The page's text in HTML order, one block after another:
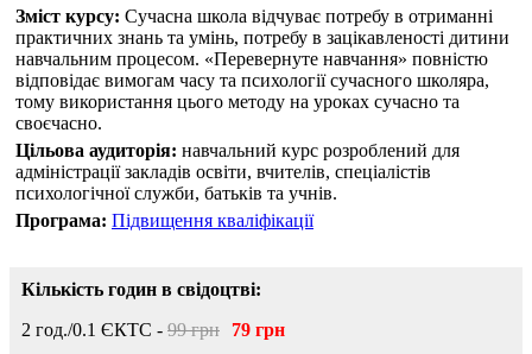
Зміст курсу: Сучасна школа відчуває потребу в отриманні
практичних знань та умінь, потребу в зацікавленості дитини
навчальним процесом. «Перевернуте навчання» повністю
відповідає вимогам часу та психології сучасного школяра,
тому використання цього методу на уроках сучасно та
своєчасно.
Цільова аудиторія: навчальний курс розроблений для
адміністрації закладів освіти, вчителів, спеціалістів
психологічної служби, батьків та учнів.
Програма: Підвищення кваліфікації
Кількість годин в свідоцтві:
2 год./0.1 ЄКТС - 99 грн
79 грн